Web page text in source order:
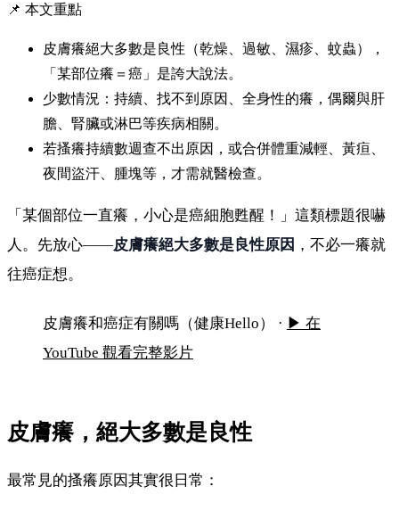
📌 本文重點
皮膚癢絕大多數是良性（乾燥、過敏、濕疹、蚊蟲），
「某部位癢＝癌」是誇大說法。
少數情況：持續、找不到原因、全身性的癢，偶爾與肝
膽、腎臟或淋巴等疾病相關。
若搔癢持續數週查不出原因，或合併體重減輕、黃疸、
夜間盜汗、腫塊等，才需就醫檢查。
「某個部位一直癢，小心是癌細胞甦醒！」這類標題很嚇
人。先放心——皮膚癢絕大多數是良性原因 ，不必一癢就
往癌症想。
皮膚癢和癌症有關嗎？哪些情況該就醫
皮膚癢和癌症有關嗎（健康Hello） · ▶ 在
YouTube 觀看完整影片
皮膚癢，絕大多數是良性
最常見的搔癢原因其實很日常：